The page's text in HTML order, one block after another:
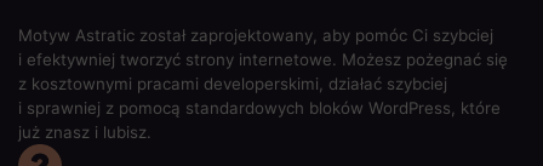
Motyw Astratic został zaprojektowany, aby pomóc Ci szybciej
i efektywniej tworzyć strony internetowe. Możesz pożegnać się
z kosztownymi pracami developerskimi, działać szybciej
i sprawniej z pomocą standardowych bloków WordPress, które
już znasz i lubisz.